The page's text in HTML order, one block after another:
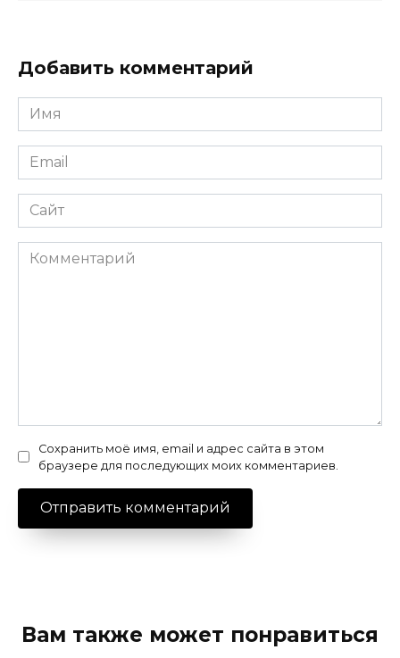
Добавить комментарий
Имя
*
Email
*
Сайт
Комментарий
Сохранить моё имя, email и адрес сайта в этом
браузере для последующих моих комментариев.
Вам также может понравиться